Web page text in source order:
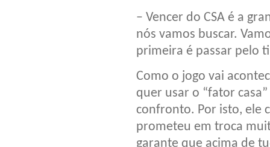
– Vencer do CSA é a
nós vamos buscar.
primeira é passar pelo
Como o jogo vai
quer usar o “fator
confronto. Por isto, ele
prometeu em troca
garante que acima de